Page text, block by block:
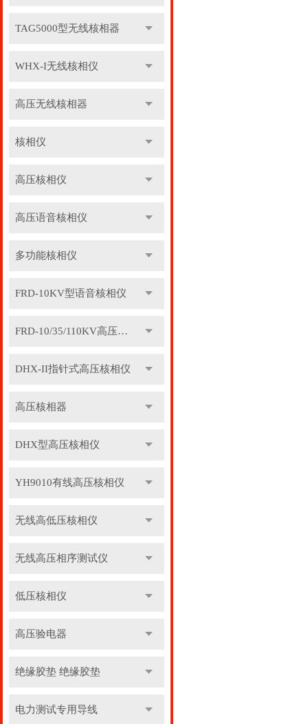
TAG5000型无线核相器
WHX-I无线核相仪
高压无线核相器
核相仪
高压核相仪
高压语音核相仪
多功能核相仪
FRD-10KV型语音核相仪
FRD-10/35/110KV高压语音核相器
DHX-II指针式高压核相仪
高压核相器
DHX型高压核相仪
YH9010有线高压核相仪
无线高低压核相仪
无线高压相序测试仪
低压核相仪
高压验电器
绝缘胶垫 绝缘胶垫
电力测试专用导线